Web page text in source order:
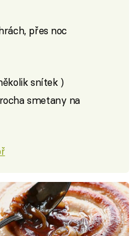
přes noc
snítek )
smetany na